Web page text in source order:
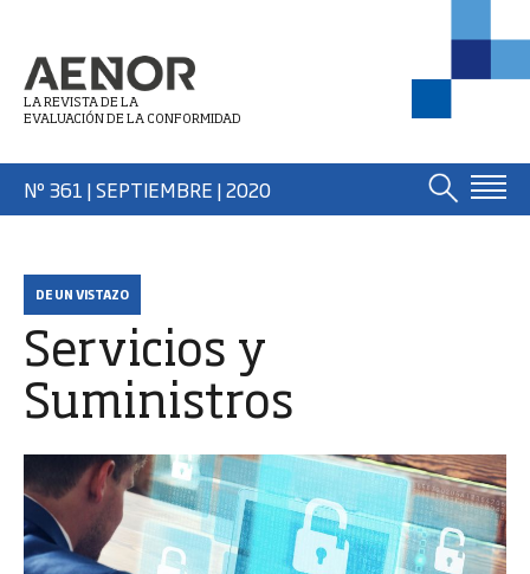
LA REVISTA DE LA
EVALUACIÓN DE LA CONFORMIDAD
Nº 361 | SEPTIEMBRE | 2020
DE UN VISTAZO
Servicios y
Suministros